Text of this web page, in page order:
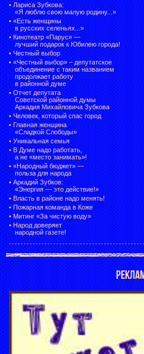
• Лариса Зубкова:
«Я люблю свою малую родину...»
• «Есть женщины
в русских селеньях...»
• Кинотеатр «Парус» —
лучший подарок к Юбилею города!
• Честный выбор
• «Честный выбор» – депутатское
объединение с таким названием
продолжает работу
в районной думе
• Отчет депутата
Советской районной думы
Аркадия Михайловича Зубкова
• Человек, который спас город
• Главная женщина
«Сладкой Слободы»
• Уникальная семья
• В Думе надо работать,
а не «место занимать»!
• «Народный бюджет» —
польза для народа
• Аркадий Зубков:
«Энергия — это действие!»
• Власть в районе надо менять!
• Пожарная команда в Коже
• Митинг «За чистую воду»
• Народ доверяет
народной газете!